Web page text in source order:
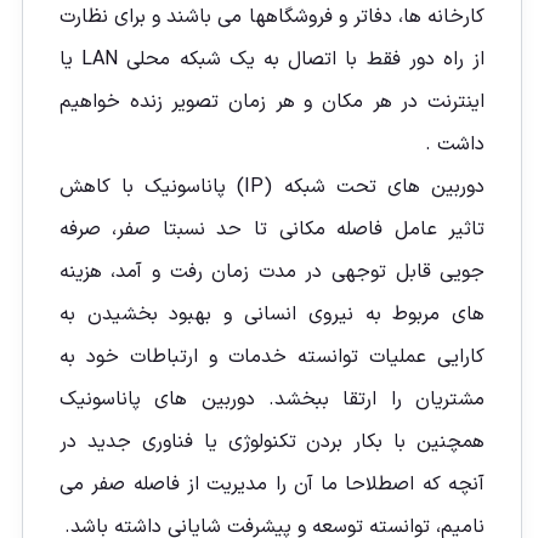
کارخانه ها، دفاتر و فروشگاهها می باشند و برای نظارت
از راه دور فقط با اتصال به یک شبکه محلی LAN یا
اینترنت در هر مکان و هر زمان تصویر زنده خواهيم
داشت .
دوربین های تحت شبکه (IP) پاناسونیک با کاهش
تاثیر عامل فاصله مکانی تا حد نسبتا صفر، صرفه
جویی قابل توجهی در مدت زمان رفت و آمد، هزینه
های مربوط به نیروی انسانی و بهبود بخشیدن به
کارایی عملیات توانسته خدمات و ارتباطات خود به
مشتریان را ارتقا ببخشد. دوربین های پاناسونیک
همچنین با بکار بردن تکنولوژی یا فناوری جدید در
آنچه که اصطلاحا ما آن را مدیریت از فاصله صفر می
نامیم، توانسته توسعه و پیشرفت شایانی داشته باشد.